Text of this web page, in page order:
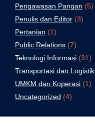
Pengawasan Pangan (5)
Penulis dan Editor (3)
Pertanian (1)
Public Relations (7)
Teknologi Informasi (31)
Transportasi dan Logistik
UMKM dan Koperasi (1)
Uncategorized (4)